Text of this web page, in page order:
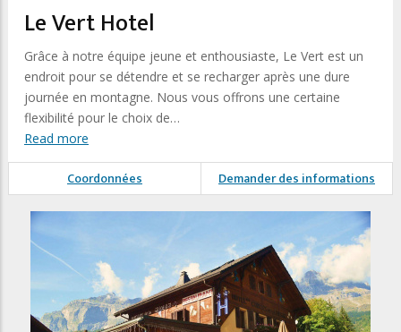
Le Vert Hotel
Grâce à notre équipe jeune et enthousiaste, Le Vert est un
endroit pour se détendre et se recharger après une dure
journée en montagne. Nous vous offrons une certaine
flexibilité pour le choix de…
Read more
Coordonnées Demander des informations